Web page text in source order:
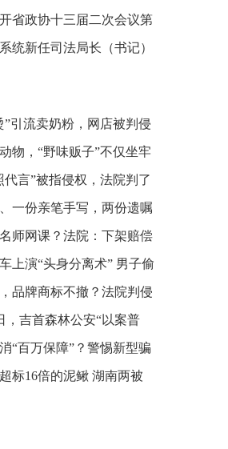
益普法宣讲
省政协十三届二次会议第
座谈会
统新任司法局长（书记）
堂作专题辅导
”引流卖奶粉，网店被判侵
物，“野味贩子”不仅坐牢
代言”被指侵权，法院判了
一份亲笔手写，两份遗嘱
师网课？法院：下架赔偿
上演“头身分离术” 男子偷
刑
品牌商标不撤？法院判侵
，吉首森林公安“以案普
“百万保障”？警惕新型骗
标16倍的泥鳅 湖南两被